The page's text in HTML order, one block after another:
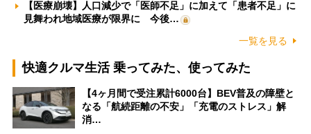
【医療崩壊】人口減少で「医師不足」に加えて「患者不足」に
見舞われ地域医療が限界に 今後…
一覧を見る
快適クルマ生活 乗ってみた、使ってみた
【4ヶ月間で受注累計6000台】BEV普及の障壁と
なる「航続距離の不安」「充電のストレス」解
消…